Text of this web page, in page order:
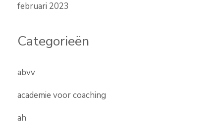
februari 2023
Categorieën
abvv
academie voor coaching
ah